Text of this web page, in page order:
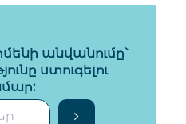
անվանումը՝
ստուգելու